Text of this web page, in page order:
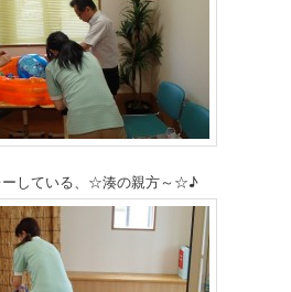
ーしている、☆湊の親方～☆♪